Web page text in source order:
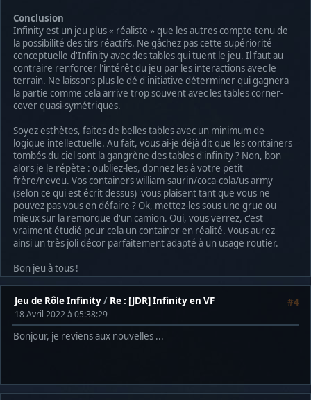
Conclusion
Infinity est un jeu plus « réaliste » que les autres compte-tenu de
la possibilité des tirs réactifs. Ne gâchez pas cette supériorité
conceptuelle d'Infinity avec des tables qui tuent le jeu. Il faut au
contraire renforcer l'intérêt du jeu par les interactions avec le
terrain. Ne laissons plus le dé d'initiative déterminer qui gagnera
la partie comme cela arrive trop souvent avec les tables corner-
cover quasi-symétriques.
Soyez esthètes, faites de belles tables avec un minimum de
logique intellectuelle. Au fait, vous ai-je déjà dit que les containers
tombés du ciel sont la gangrène des tables d'infinity ? Non, bon
alors je le répète : oubliez-les, donnez les à votre petit
frère/neveu. Vos containers william-saurin/coca-cola/us army
(selon ce qui est écrit dessus) vous plaisent tant que vous ne
pouvez pas vous en défaire ? Ok, mettez-les sous une grue ou
mieux sur la remorque d'un camion. Oui, vous verrez, c'est
vraiment étudié pour cela un container en réalité. Vous aurez
ainsi un très joli décor parfaitement adapté à un usage routier.
Bon jeu à tous !
#4
Jeu de Rôle Infinity/ Re : [JDR] Infinity en VF
18 Avril 2022 à 05:38:29
Bonjour, je reviens aux nouvelles ...